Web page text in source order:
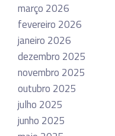
março 2026
fevereiro 2026
janeiro 2026
dezembro 2025
novembro 2025
outubro 2025
julho 2025
junho 2025